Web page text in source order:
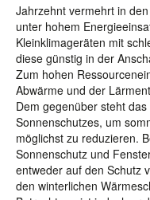
Jahrzehnt vermehrt in
unter hohem
Kleinklimageräten mit
diese günstig in der
Zum hohen
Abwärme und der
Dem gegenüber steht
Sonnenschutzes, um
möglichst zu reduzieren.
Sonnenschutz und
entweder auf den Schutz
den winterlichen